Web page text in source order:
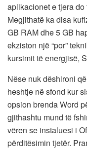
aplikacionet e tjera
Megjithatë ka disa
GB RAM dhe 5 GB
ekziston një “por”
kursimit të energjisë,
Nëse nuk dëshironi
heshtje në sfond kur
opsion brenda Word
gjithashtu mund të
vëren se instaluesi i
përditësimin tjetër.